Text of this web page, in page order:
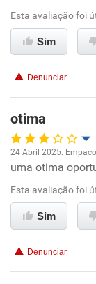
Ambiente de
Benefícios
Não
Não
Esta avaliação foi
Sim
Denunciar
otima
Oportunidade
Ambiente de
Benefícios
24 Abril 2025.
uma otima
Esta avaliação foi
Sim
Denunciar